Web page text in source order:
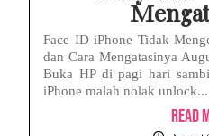
Face ID iPhone Tidak
dan Cara Mengatasinya
Buka HP di pagi hari
iPhone malah nolak unlock...
Read